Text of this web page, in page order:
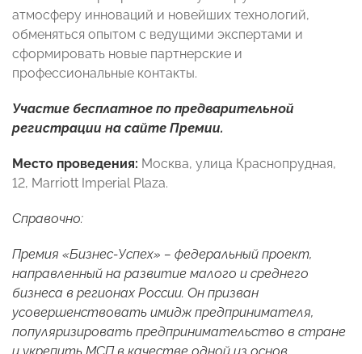
атмосферу инноваций и новейших технологий,
обменяться опытом с ведущими экспертами и
сформировать новые партнерские и
профессиональные контакты.
Участие бесплатное по предварительной
регистрации на сайте Премии.
Место проведения: Москва, улица Краснопрудная,
12, Marriott Imperial Plaza.
Справочно:
Премия «Бизнес-Успех» – федеральный проект,
направленный на развитие малого и среднего
бизнеса в регионах России. Он призван
усовершенствовать имидж предпринимателя,
популяризировать предпринимательство в стране